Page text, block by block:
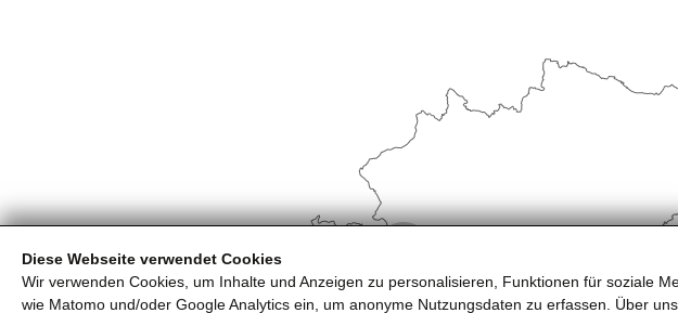
Diese Webseite verwendet Cookies
Wir verwenden Cookies, um Inhalte und Anzeigen zu personalisieren, Funktionen für soziale
wie Matomo und/oder Google Analytics ein, um anonyme Nutzungsdaten zu erfassen. Über
Routenplaner